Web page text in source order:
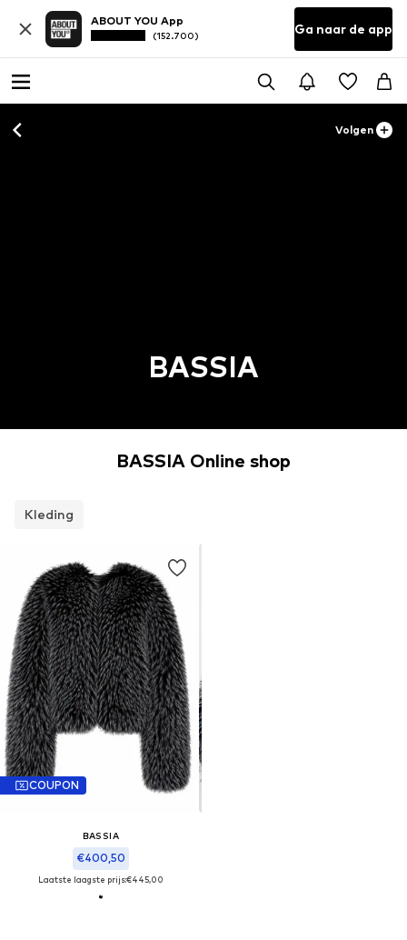
ABOUT YOU App
(152.700) Ga naar de app
Volgen
BASSIA
BASSIA Online shop
Kleding
COUPON
BASSIA
€400,50
Laatste laagste prijs:€445,00